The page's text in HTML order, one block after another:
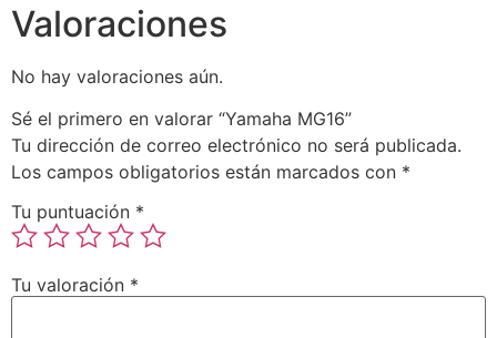
Valoraciones
No hay valoraciones aún.
Sé el primero en valorar “Yamaha MG16”
Tu dirección de correo electrónico no será publicada.
Los campos obligatorios están marcados con *
Tu puntuación *
Tu valoración *